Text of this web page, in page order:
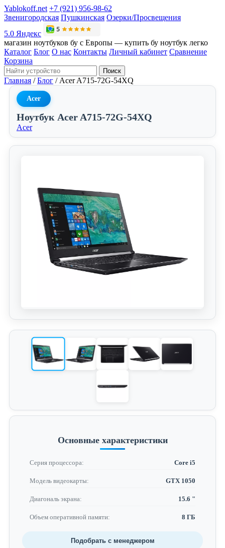
Yablokoff.net +7 (921) 956-98-62
Звенигородская Пушкинская Озерки/Просвещения
5.0 Яндекс
магазин ноутбуков бу с Европы — купить бу ноутбук легко
Каталог Блог О нас Контакты Личный кабинет Сравнение
Корзина
Поиск
Главная / Блог / Acer A715-72G-54XQ
Acer
Ноутбук Acer A715-72G-54XQ
Acer
Основные характеристики
Серия процессора: Core i5
Модель видеокарты: GTX 1050
Диагональ экрана: 15.6 "
Объем оперативной памяти: 8 ГБ
Подобрать с менеджером